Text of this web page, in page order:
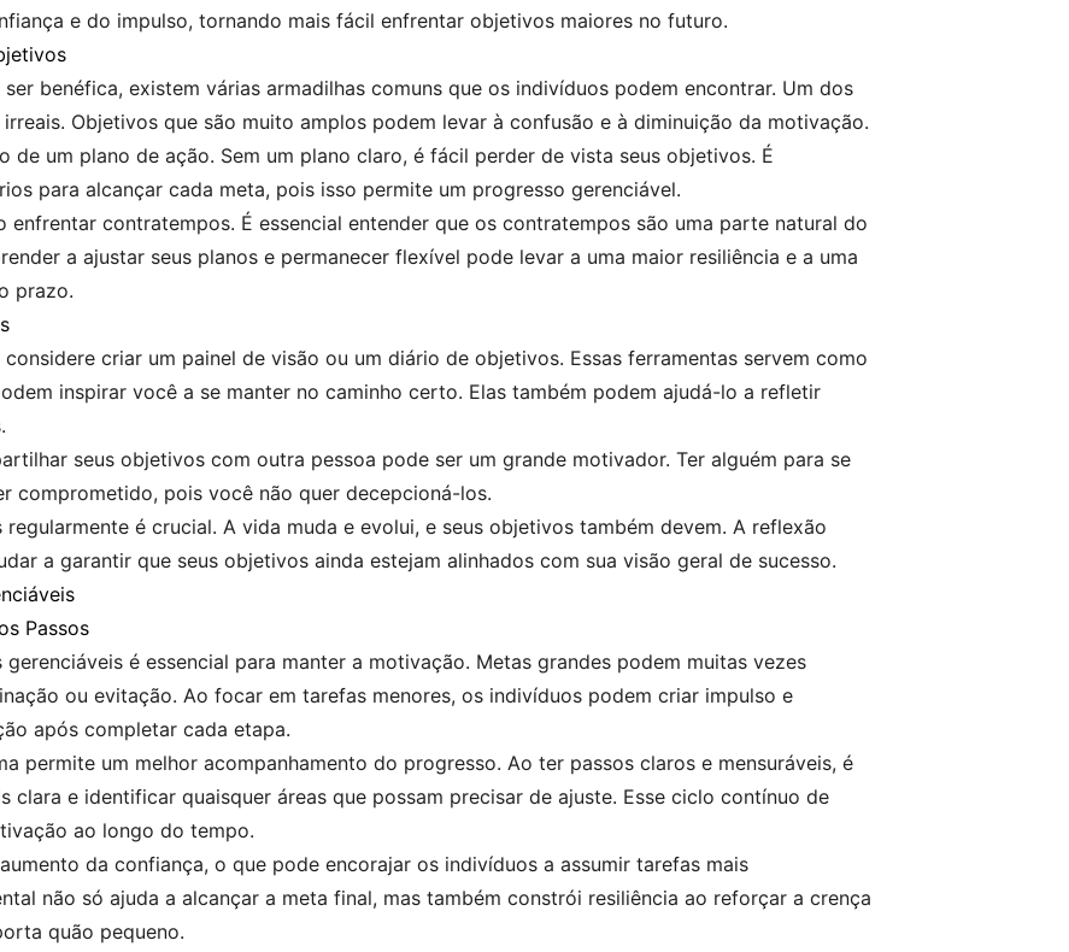
e do impulso, tornando mais fácil enfrentar objetivos maiores no futuro.
benéfica, existem várias armadilhas comuns que os indivíduos podem encontrar. Um dos
Objetivos que são muito amplos podem levar à confusão e à diminuição da motivação.
de um plano de ação. Sem um plano claro, é fácil perder de vista seus objetivos. É
para alcançar cada meta, pois isso permite um progresso gerenciável.
enfrentar contratempos. É essencial entender que os contratempos são uma parte natural do
a ajustar seus planos e permanecer flexível pode levar a uma maior resiliência e a uma
prazo.
criar um painel de visão ou um diário de objetivos. Essas ferramentas servem como
inspirar você a se manter no caminho certo. Elas também podem ajudá-lo a refletir
seus objetivos com outra pessoa pode ser um grande motivador. Ter alguém para se
comprometido, pois você não quer decepcioná-los.
é crucial. A vida muda e evolui, e seus objetivos também devem. A reflexão
a garantir que seus objetivos ainda estejam alinhados com sua visão geral de sucesso.
Passos
é essencial para manter a motivação. Metas grandes podem muitas vezes
ou evitação. Ao focar em tarefas menores, os indivíduos podem criar impulso e
após completar cada etapa.
permite um melhor acompanhamento do progresso. Ao ter passos claros e mensuráveis, é
clara e identificar quaisquer áreas que possam precisar de ajuste. Esse ciclo contínuo de
ao longo do tempo.
da confiança, o que pode encorajar os indivíduos a assumir tarefas mais
não só ajuda a alcançar a meta final, mas também constrói resiliência ao reforçar a crença
quão pequeno.